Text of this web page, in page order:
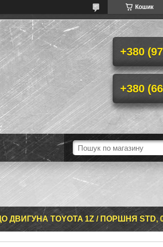
Кошик
+380
+380
TOYOTA 1Z / ПОРШНЯ STD,